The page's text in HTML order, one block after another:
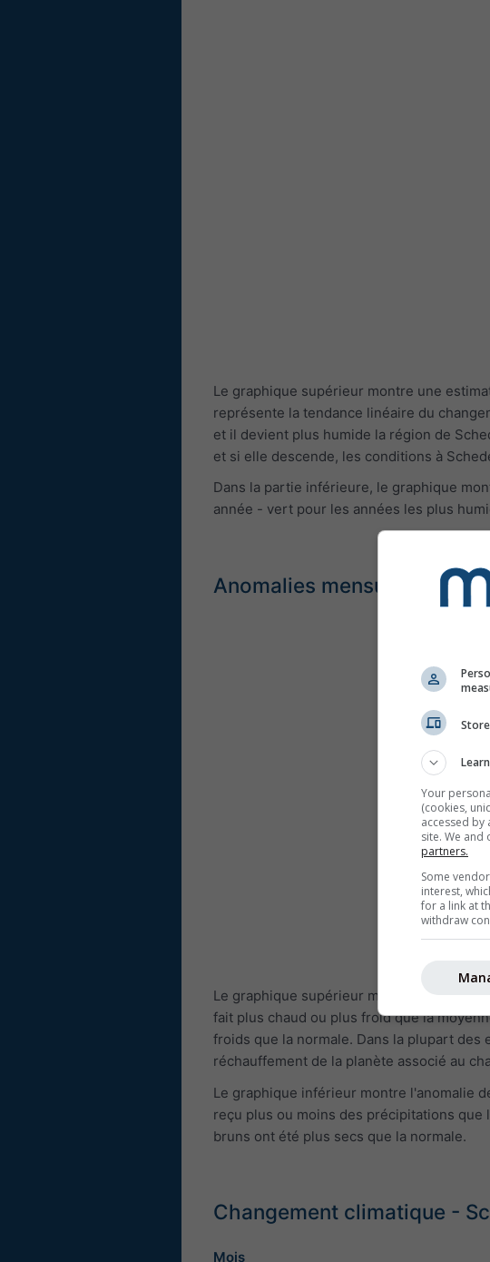
Le graphique supérieur montre une
représente la tendance linéaire du
et il devient plus humide la région de
et si elle descende, les conditions à
Dans la partie inférieure, le graphique
année - vert pour les années les plus
Anomalies mensuelles de
Le graphique supérieur montre l'anomalie
fait plus chaud ou plus froid que la
froids que la normale. Dans la plupart
réchauffement de la planète associé au
Le graphique inférieur montre l'anomalie
reçu plus ou moins des précipitations que
bruns ont été plus secs que la normale.
Changement climatique -
Mois
Your
(cookies,
accessed by
site. We
partners.
Some
interest,
for a link at
withdraw